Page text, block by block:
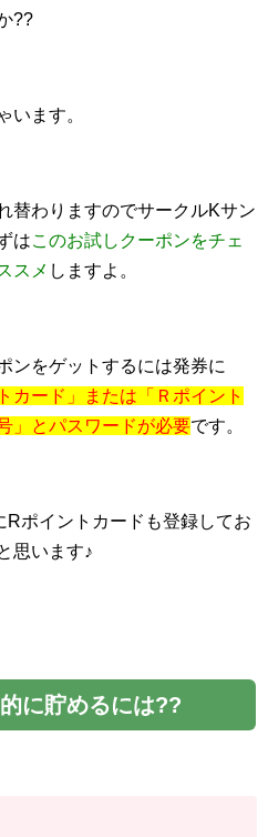
??
います。
替わりますのでサークルKサン
はこのお試しクーポンをチェ
スメ しますよ。
ンをゲットするには発券に
カード」または「Ｒポイント
」とパスワードが必要です。
Rポイントカードも登録してお
思います♪
に貯めるには??